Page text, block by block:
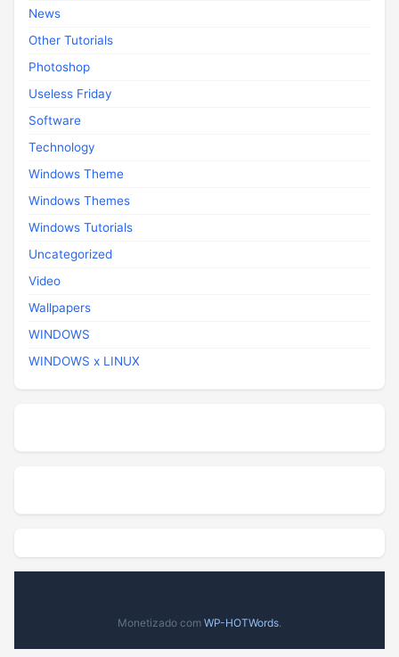
News
Other Tutorials
Photoshop
Useless Friday
Software
Technology
Windows Theme
Windows Themes
Windows Tutorials
Uncategorized
Video
Wallpapers
WINDOWS
WINDOWS x LINUX
Monetizado com WP-HOTWords.